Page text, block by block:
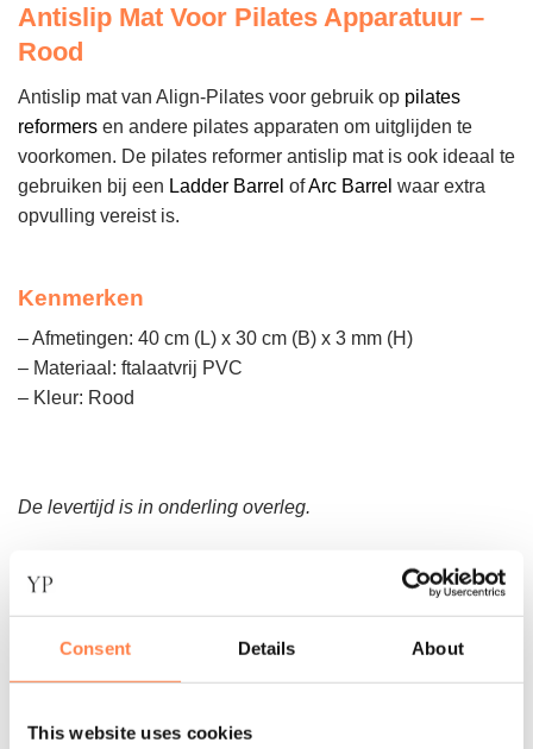
Consent Details About
This website uses cookies
Antislip Mat Voor Pilates Apparatuur –
Rood
Antislip mat van Align-Pilates voor gebruik op pilates
reformers en andere pilates apparaten om uitglijden te
voorkomen. De pilates reformer antislip mat is ook ideaal te
gebruiken bij een Ladder Barrel ofArc Barrel waar extra
opvulling vereist is.
Kenmerken
– Afmetingen: 40 cm (L) x 30 cm (B) x 3 mm (H)
– Materiaal: ftalaatvrij PVC
– Kleur: Rood
De levertijd is in onderling overleg.
Andere suggesties…